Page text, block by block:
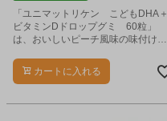
「ユニマットリケン こどもDHA＋
ビタミンDドロップグミ 60粒」
は、おいしいピーチ風味の味付けの
カートに入れる